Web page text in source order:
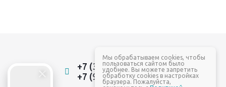
+7 (3532) 22-88-84
+7 (961) 937-88-84
Мы обрабатываем cookies, чтобы
пользоваться сайтом было
удобнее. Вы можете запретить
обработку cookies в настройках
браузера. Пожалуйста,